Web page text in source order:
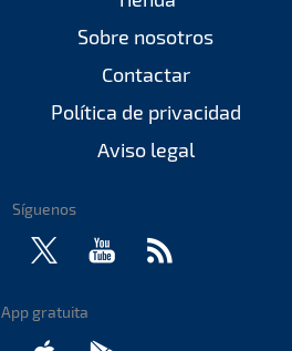
Sobre nosotros
Contactar
Política de privacidad
Aviso legal
Síguenos
App gratuita